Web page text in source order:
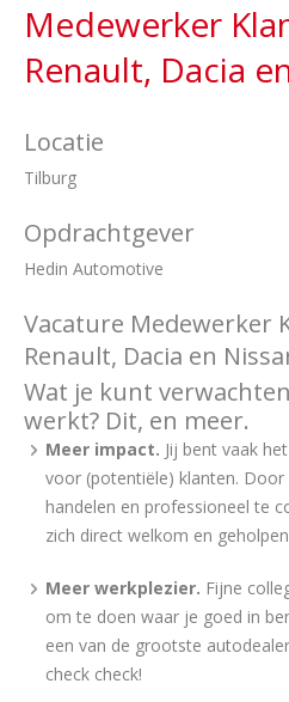
Medewerker
Renault, Dacia
Locatie
Tilburg
Opdrachtgever
Hedin Automotive
Vacature Medewerker
Renault, Dacia en
Wat je kunt
werkt? Dit, en meer.
Meer impact. Jij bent vaak
voor (potentiële) klanten.
handelen en professioneel te
zich direct welkom en
Meer werkplezier. Fijne
om te doen waar je goed in
een van de grootste
check check!